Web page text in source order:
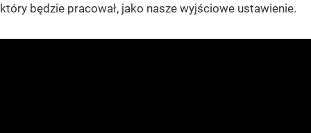
który będzie pracował, jako nasze wyjściowe ustawienie.